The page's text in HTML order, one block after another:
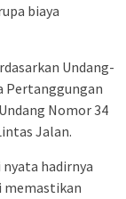
biaya
Undang-
Pertanggungan
Nomor 34
Jalan.
hadirnya
memastikan